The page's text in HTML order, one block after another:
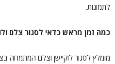
לתמונות.
כמה זמן מראש כדאי לסגור צלם
מומלץ לסגור לוקיישן וצלם המתמחה